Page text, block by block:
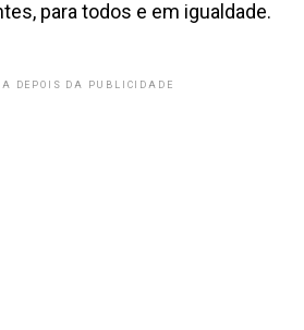
para todos e em igualdade.
DEPOIS DA PUBLICIDADE